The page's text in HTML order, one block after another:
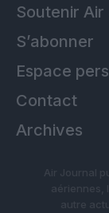
Soutenir
S’abonner
Espace
Contact
Archives